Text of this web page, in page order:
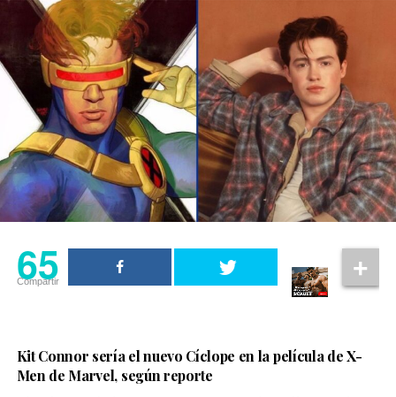
65
Compartir
Kit Connor sería el nuevo Cíclope en la película de X-
Men de Marvel, según reporte